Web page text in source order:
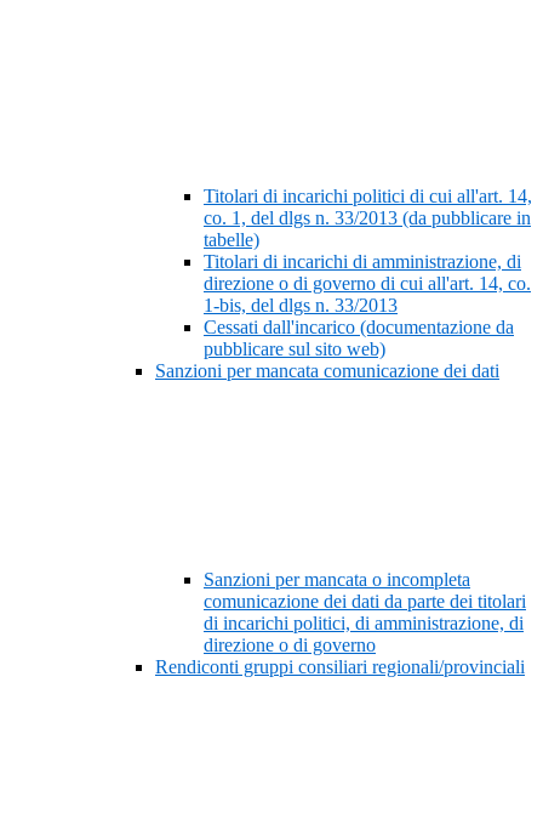
Titolari di incarichi politici di cui all'art. 14,
co. 1, del dlgs n. 33/2013 (da pubblicare in
tabelle)
Titolari di incarichi di amministrazione, di
direzione o di governo di cui all'art. 14, co.
1-bis, del dlgs n. 33/2013
Cessati dall'incarico (documentazione da
pubblicare sul sito web)
Sanzioni per mancata comunicazione dei dati
Sanzioni per mancata o incompleta
comunicazione dei dati da parte dei titolari
di incarichi politici, di amministrazione, di
direzione o di governo
Rendiconti gruppi consiliari regionali/provinciali